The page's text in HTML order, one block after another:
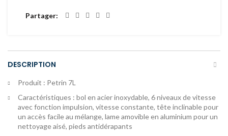
Partager
DESCRIPTION
Produit : Petrin 7L
Caractéristiques : bol en acier inoxydable, 6 niveaux de vitesse
avec fonction impulsion, vitesse constante, tête inclinable pour
un accès facile au mélange, lame amovible en aluminium pour un
nettoyage aisé, pieds antidérapants